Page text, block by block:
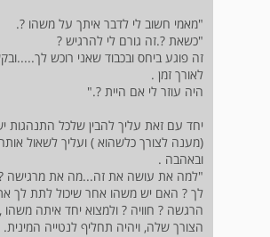
"מאמי חשוב לי לדבר איתך על משהו ?.
"כשאת ?.זה גורם לי להרגיש ?
זה פוגע ביחס ובכבוד שאני רוכש
לאורך זמן .
היה עוזר לי אם היית ?."
יחד עם זאת עליך להבין שלכל התנהגות
(מענה לצורך כלשהוא ) ועליך לשאול
ובאהבה .
"למה את עושה את זה...מה את מרגישה ?
לך ? האם יש משהו אחר שיכול לתת לך
הרגשה ? חוויה ? ולמצוא יחד איתה
הצורך שלה, ויהיה תחליף לנטייה המינית.